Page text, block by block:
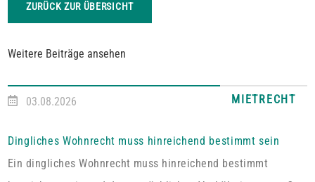
ZURÜCK ZUR ÜBERSICHT
Weitere Beiträge ansehen
03.08.2026 MIETRECHT
Dingliches Wohnrecht muss hinreichend bestimmt sein
Ein dingliches Wohnrecht muss hinreichend bestimmt